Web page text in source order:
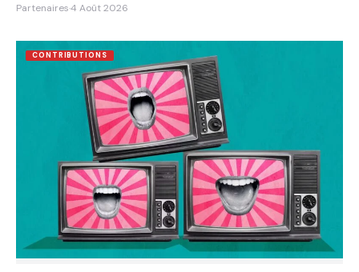
Partenaires·4 Août 2026
CONTRIBUTIONS